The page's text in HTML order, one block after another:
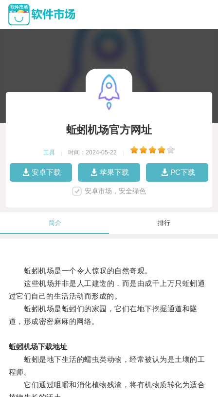
蚯蚓机场官方网址
工具 时间：2024-05-22
安卓下载 苹果下载 PC下载
安卓市场，安全绿色
简介 排行
蚯蚓机场是一个令人惊叹的自然奇观。
这些机场并非是人工建造的，而是由成千上万只蚯蚓通
过它们自己的生活活动而形成的。
蚯蚓机场是蚯蚓们的家园，它们在地下挖掘通道和隧
道，形成密密麻麻的网络。
蚯蚓机场下载地址
蚯蚓是地下生活的蠕虫类动物，经常被认为是土壤的工
程师。
它们通过咀嚼和消化植物残渣，将有机物质转化为适合